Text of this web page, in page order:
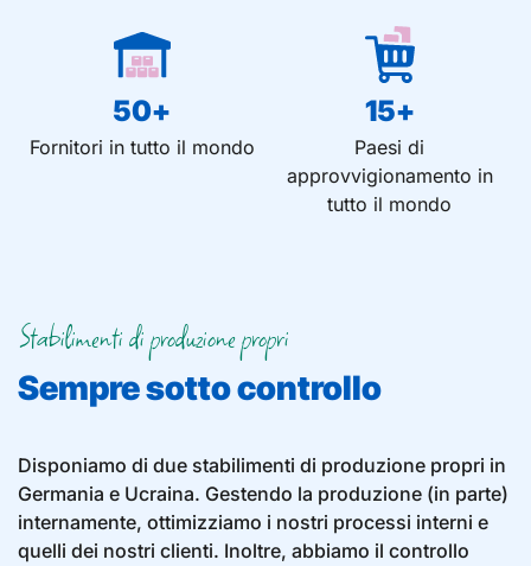
Fornitori in tutto il mondo
50+
Paesi di
approvvigionamento in
tutto il mondo
15+
Stabilimenti di produzione propri
Sempre sotto controllo
Disponiamo di due stabilimenti di produzione propri in
Germania e Ucraina. Gestendo la produzione (in parte)
internamente, ottimizziamo i nostri processi interni e
quelli dei nostri clienti. Inoltre, abbiamo il controllo